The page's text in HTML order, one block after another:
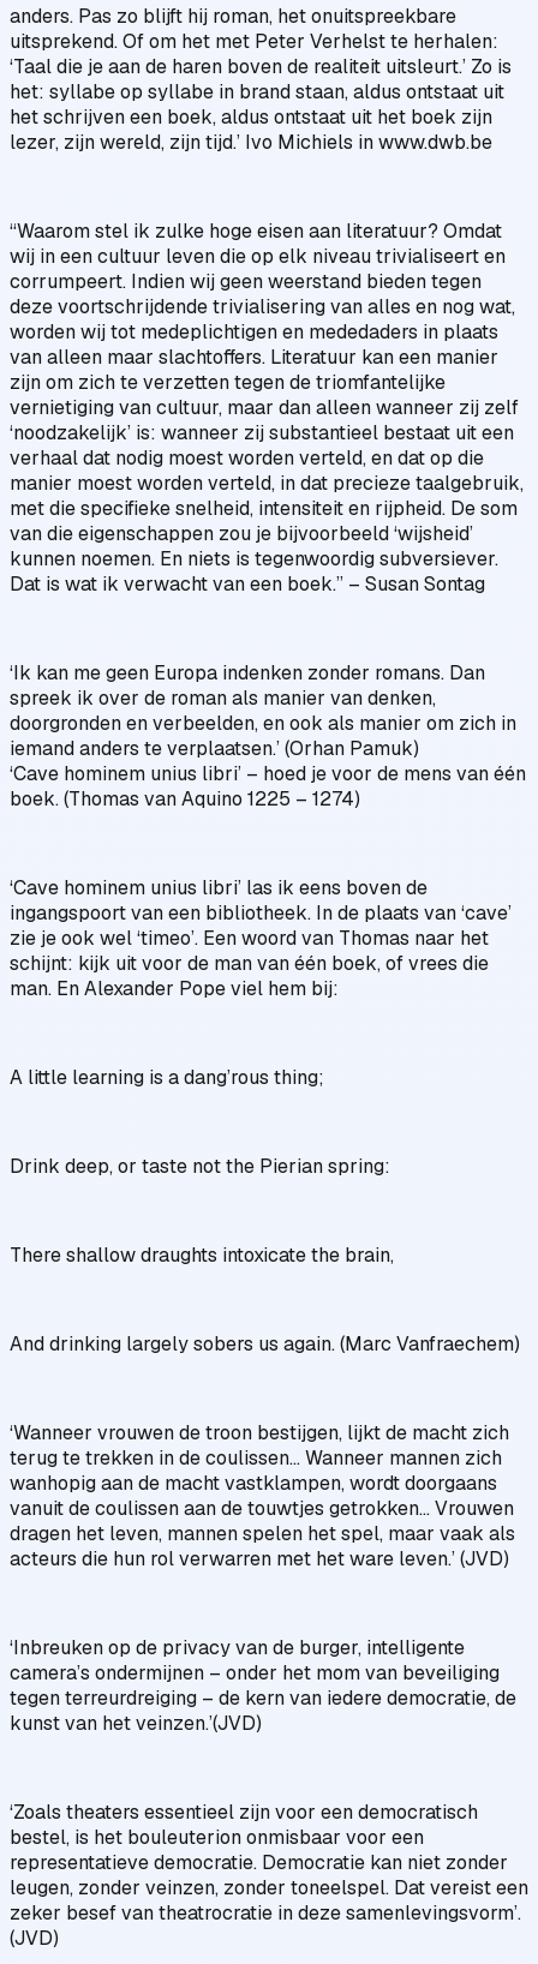
anders. Pas zo blijft hij roman, het onuitspreekbare
uitsprekend. Of om het met Peter Verhelst te herhalen:
‘Taal die je aan de haren boven de realiteit uitsleurt.’ Zo is
het: syllabe op syllabe in brand staan, aldus ontstaat uit
het schrijven een boek, aldus ontstaat uit het boek zijn
lezer, zijn wereld, zijn tijd.’ Ivo Michiels in www.dwb.be
“Waarom stel ik zulke hoge eisen aan literatuur? Omdat
wij in een cultuur leven die op elk niveau trivialiseert en
corrumpeert. Indien wij geen weerstand bieden tegen
deze voortschrijdende trivialisering van alles en nog wat,
worden wij tot medeplichtigen en mededaders in plaats
van alleen maar slachtoffers. Literatuur kan een manier
zijn om zich te verzetten tegen de triomfantelijke
vernietiging van cultuur, maar dan alleen wanneer zij zelf
‘noodzakelijk’ is: wanneer zij substantieel bestaat uit een
verhaal dat nodig moest worden verteld, en dat op die
manier moest worden verteld, in dat precieze taalgebruik,
met die specifieke snelheid, intensiteit en rijpheid. De som
van die eigenschappen zou je bijvoorbeeld ‘wijsheid’
kunnen noemen. En niets is tegenwoordig subversiever.
Dat is wat ik verwacht van een boek.” – Susan Sontag
‘Ik kan me geen Europa indenken zonder romans. Dan
spreek ik over de roman als manier van denken,
doorgronden en verbeelden, en ook als manier om zich in
iemand anders te verplaatsen.’ (Orhan Pamuk)
‘Cave hominem unius libri’ – hoed je voor de mens van één
boek. (Thomas van Aquino 1225 – 1274)
‘Cave hominem unius libri’ las ik eens boven de
ingangspoort van een bibliotheek. In de plaats van ‘cave’
zie je ook wel ‘timeo’. Een woord van Thomas naar het
schijnt: kijk uit voor de man van één boek, of vrees die
man. En Alexander Pope viel hem bij:
A little learning is a dang’rous thing;
Drink deep, or taste not the Pierian spring:
There shallow draughts intoxicate the brain,
And drinking largely sobers us again. (Marc Vanfraechem)
‘Wanneer vrouwen de troon bestijgen, lijkt de macht zich
terug te trekken in de coulissen… Wanneer mannen zich
wanhopig aan de macht vastklampen, wordt doorgaans
vanuit de coulissen aan de touwtjes getrokken… Vrouwen
dragen het leven, mannen spelen het spel, maar vaak als
acteurs die hun rol verwarren met het ware leven.’ (JVD)
‘Inbreuken op de privacy van de burger, intelligente
camera’s ondermijnen – onder het mom van beveiliging
tegen terreurdreiging – de kern van iedere democratie, de
kunst van het veinzen.’(JVD)
‘Zoals theaters essentieel zijn voor een democratisch
bestel, is het bouleuterion onmisbaar voor een
representatieve democratie. Democratie kan niet zonder
leugen, zonder veinzen, zonder toneelspel. Dat vereist een
zeker besef van theatrocratie in deze samenlevingsvorm’.
(JVD)